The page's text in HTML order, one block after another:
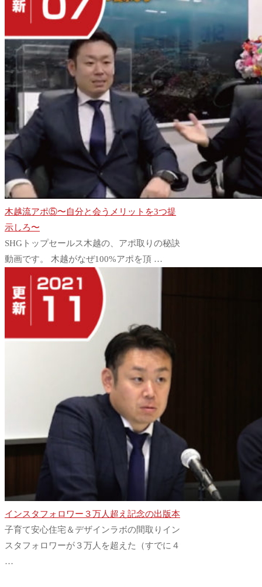
木越流アポ⑤〜自分と会うメリットを3つ提
示しろ〜
SHGトップセールス木越の、アポ取りの秘訣
動画です。 木越がなぜ100%アポを頂 …
インスタフォロワー３万人超え記念の出版本
子育て安心住宅＆デザインラボの間取りイン
スタフォロワーが３万人を超えた（すでに４
…